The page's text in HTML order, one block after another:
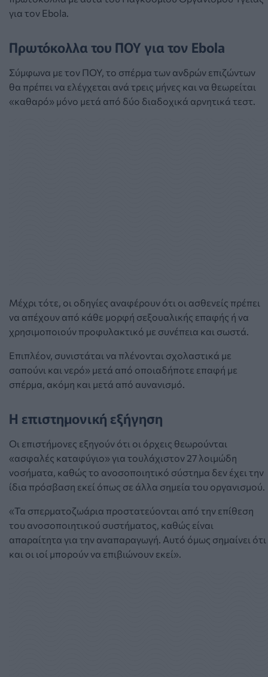
για τον Ebola.
Πρωτόκολλα του ΠΟΥ για τον Ebola
Σύμφωνα με τον ΠΟΥ, το σπέρμα των ανδρών επιζώντων
θα πρέπει να ελέγχεται ανά τρεις μήνες και να θεωρείται
«καθαρό» μόνο μετά από δύο διαδοχικά αρνητικά τεστ.
Μέχρι τότε, οι οδηγίες αναφέρουν ότι οι ασθενείς πρέπει
να απέχουν από κάθε μορφή σεξουαλικής επαφής ή να
χρησιμοποιούν προφυλακτικό με συνέπεια και σωστά.
Επιπλέον, συνιστάται να πλένονται σχολαστικά με
σαπούνι και νερό» μετά από οποιαδήποτε επαφή με
σπέρμα, ακόμη και μετά από αυνανισμό.
Η επιστημονική εξήγηση
Οι επιστήμονες εξηγούν ότι οι όρχεις θεωρούνται
«ασφαλές καταφύγιο» για τουλάχιστον 27 λοιμώδη
νοσήματα, καθώς το ανοσοποιητικό σύστημα δεν έχει την
ίδια πρόσβαση εκεί όπως σε άλλα σημεία του οργανισμού.
«Τα σπερματοζωάρια προστατεύονται από την επίθεση
του ανοσοποιητικού συστήματος, καθώς είναι
απαραίτητα για την αναπαραγωγή. Αυτό όμως σημαίνει ότι
και οι ιοί μπορούν να επιβιώνουν εκεί».